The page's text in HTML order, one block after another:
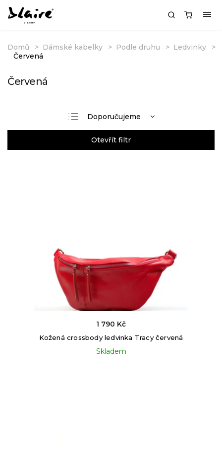
Domů Dámské kabelky Podle druhu
Ledvinky
Červená
Červená
Doporučujeme
Nejlevnější
Nejdražší
Otevřít filtr
Kožená crossbody ledvinka Tracy červená
Skladem
1 790 Kč